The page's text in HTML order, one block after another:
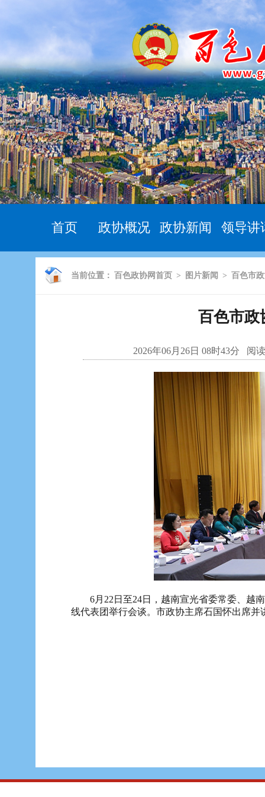
首页 政协概况 政协新闻 领导讲
当前位置： 百色政协网首页 > 图片新闻 > 百色市
百色市政
2026年06月26日 08时43分 阅
6月22日至24日，越南宣光省委常委、越
线代表团举行会谈。市政协主席石国怀出席并